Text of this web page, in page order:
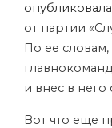
опубликовала
от партии
По ее
и внес в него
Вот что еще